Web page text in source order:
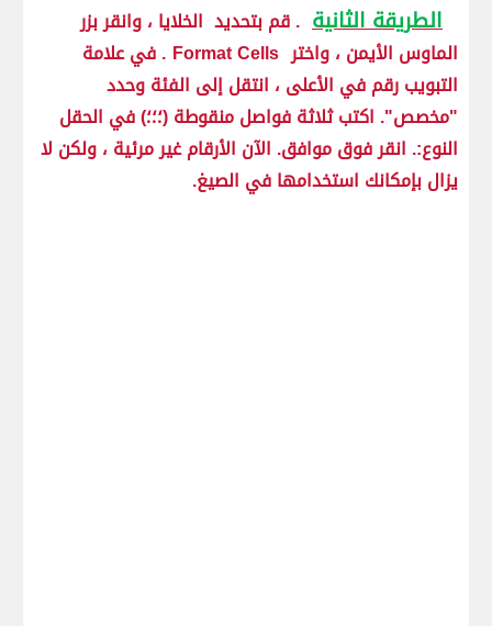
الطريقة الثانية . قم بتحديد الخلايا ، وانقر بزر
الماوس الأيمن ، واختر Format Cells . في علامة
التبويب رقم في الأعلى ، انتقل إلى الفئة وحدد
"مخصص". اكتب ثلاثة فواصل منقوطة (؛؛؛) في الحقل
النوع:. انقر فوق موافق. الآن الأرقام غير مرئية ، ولكن لا
يزال بإمكانك استخدامها في الصيغ.